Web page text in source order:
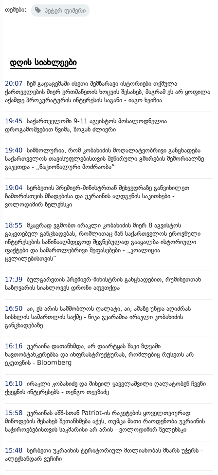
თემები: პეტერ ფიშერი
დღის სიახლეები
20:07 ჩემ გადაცემაში ისეთი შემზარავი ისტორიები თქმულა
ქართველების მიერ ერთმანეთის ხოცვის შესახებ, მაგრამ ეს არ ყოფილა
აქამდე პროკურატურის ინტერესის საგანი - იაგო ხვიჩია
19:45 საქართველოში 9-11 აგვისტოს მოსალოდნელია
დროგამოშვებით წვიმა, ზოგან ძლიერი
19:40 სიმბოლურია, რომ კობახიძის მოღალატეობრივი განცხადება
საქართველოს თავისუფლებისთვის შეწირული გმირების მემორიალზე
გაკეთდა - „ნაციონალური მოძრაობა“
19:04 სერბეთის პრემიერ-მინისტრთან შეხვედრაზე განვიხილეთ
ზამთრისთვის მზადებისა და უკრაინის აღდგენის საკითხები -
ვოლოდიმირ ზელენსკი
18:55 მკაცრად ვგმობთ ირაკლი კობახიძის მიერ 8 აგვისტოს
გაკეთებულ განცხადებას, რომლითაც მან საქართველოს ეროვნული
ინტერესების საწინააღმდეგოდ შეგნებულად გააყალბა ისტორიული
ფაქტები და სამართლებრივი შეფასებები - „კოალიცია
ცვლილებისთვის“
17:39 ბულგარეთის პრემიერ-მინისტრის განცხადებით, რუმინეთთან
საზღვარის სიახლოვეს დრონი აფეთქდა
16:50 აი, ეს არის სამშობლოს ღალატი, აი, ამაზე უნდა აღიძრას
სისხლის სამართლის საქმე - ნიკა გვარამია ირაკლი კობახიძის
განცხადებაზე
16:16 უკრაინა დათანხმდა, არ დაარტყას შავი ზღვაში
ნავთობტანკერებსა და ინფრასტრუქტურას, რომლებიც რუსეთს არ
ეკუთვნის - Bloomberg
16:10 ირაკლი კობახიძე და მიხეილ ყაველაშვილი ღალატობენ ჩვენი
ქვეყნის ინტერესებს - თენგო თევზაძე
15:58 უკრაინას აშშ-სთან Patriot-ის რაკეტების ყოველთვიურად
მიწოდების შესახებ შეთანხმება აქვს, თუმცა მათი რაოდენობა უკრაინის
საჭიროებებისთვის საკმარისი არ არის - ვოლოდიმირ ზელენსკი
15:48 სერბეთი უკრაინის ტერიტორიულ მთლიანობას მხარს უჭერს -
ალექსანდარ ვუჩიჩი